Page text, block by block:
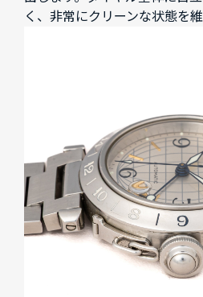
く、非常にクリーンな状態を維